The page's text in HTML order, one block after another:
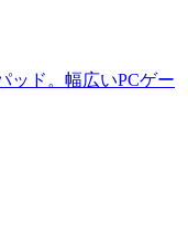
ッド。幅広いPCゲー